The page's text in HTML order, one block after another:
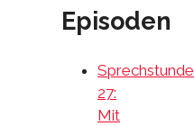
Episoden
Sprechstunde
27:
Mit